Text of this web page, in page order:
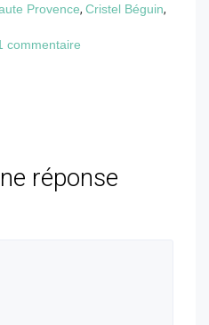
Provence, Cristel Béguin,
commentaire
réponse